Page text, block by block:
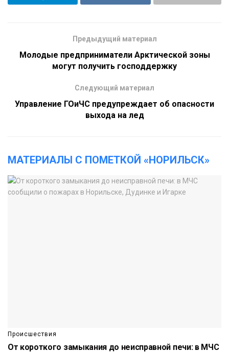
Предыдущий материал
Молодые предприниматели Арктической зоны
могут получить господдержку
Следующий материал
Управление ГОиЧС предупреждает об опасности
выхода на лед
МАТЕРИАЛЫ С ПОМЕТКОЙ «НОРИЛЬСК»
Происшествия
От короткого замыкания до неисправной печи: в МЧС